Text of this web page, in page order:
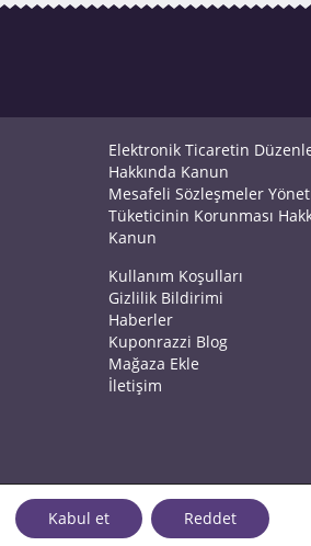
Elektronik Ticaretin
Hakkında Kanun
Mesafeli Sözleşmeler
Tüketicinin Korunması
Kanun
Kullanım Koşulları
Gizlilik Bildirimi
Haberler
Kuponrazzi Blog
Mağaza Ekle
İletişim
Kabul et Reddet